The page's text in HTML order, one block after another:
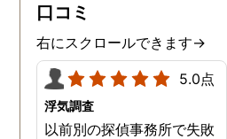
口コミ
右にスクロールできます→
5.0点
浮気調査
以前別の探偵事務所で失敗